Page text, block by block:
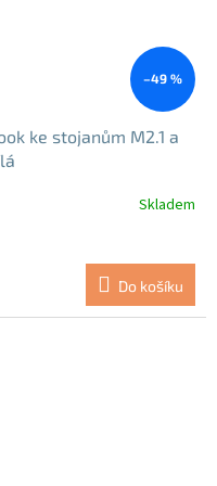
–49 %
ke stojanům M2.1 a
Skladem
Do košíku